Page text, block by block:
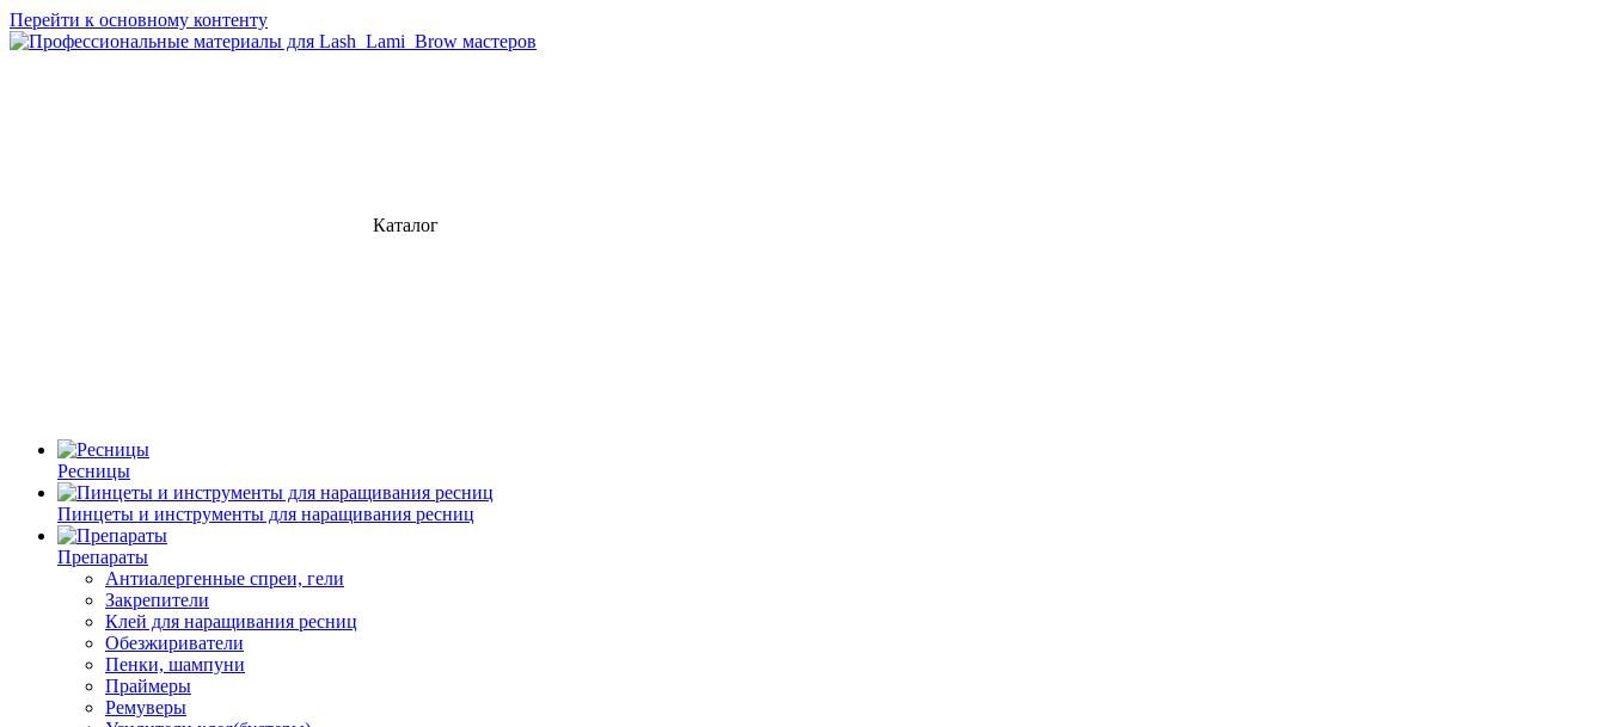
Перейти к основному контенту
Каталог
Ресницы
Пинцеты и инструменты для наращивания ресниц
Препараты
Антиалергенные спреи, гели
Закрепители
Клей для наращивания ресниц
Обезжириватели
Пенки, шампуни
Праймеры
Ремуверы